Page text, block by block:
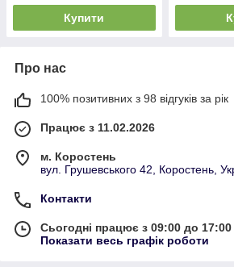
Купити
Про нас
100% позитивних з 98 відгуків за рік
Працює з 11.02.2026
м. Коростень
вул. Грушевського 42, Коростень,
Контакти
Сьогодні працює з 09:00 до 17:00
Показати весь графік роботи